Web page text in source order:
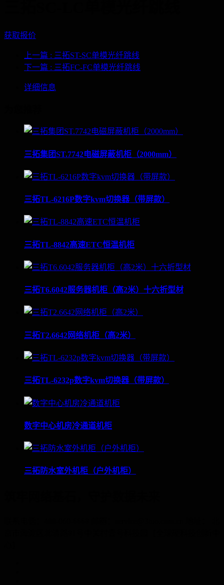
获取报价
上一篇 : 三拓ST-SC单模光纤跳线
下一篇 : 三拓FC-FC单模光纤跳线
详细信息
三拓集团ST.7742电磁屏蔽机柜（2000mm）
三拓TL-6216P数字kvm切换器（带屏款）
三拓TL-8842高速ETC恒温机柜
三拓T6.6042服务器机柜（高2米）十六折型材
三拓T2.6642网络机柜（高2米）
三拓TL-6232p数字kvm切换器（带屏款）
数字中心机房冷通道机柜
三拓防水室外机柜（户外机柜）